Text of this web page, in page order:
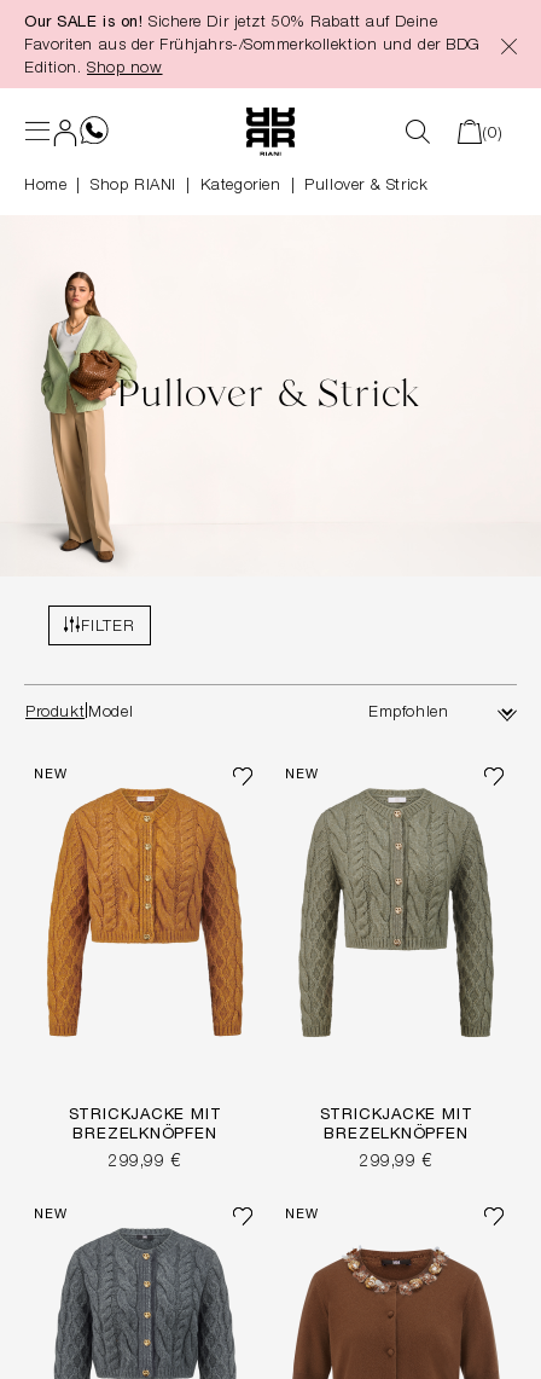
springen
Our SALE is on! Sichere Dir jetzt 50% Rabatt auf Deine
Favoriten aus der Frühjahrs-/Sommerkollektion und der BDG
Edition. Shop now
(0)
Home Shop RIANI Kategorien Pullover & Strick
Pullover & Strick
FILTER
Produkt Model
NEW
STRICKJACKE MIT
BREZELKNÖPFEN
299,99 €
NEW
STRICKJACKE MIT
BREZELKNÖPFEN
299,99 €
NEW NEW